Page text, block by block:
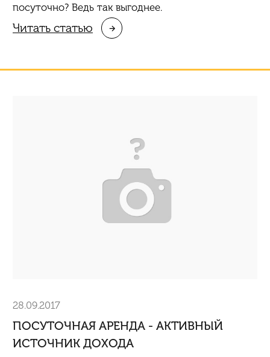
посуточно? Ведь так выгоднее.
Читать статью
28.09.2017
ПОСУТОЧНАЯ АРЕНДА - АКТИВНЫЙ
ИСТОЧНИК ДОХОДА